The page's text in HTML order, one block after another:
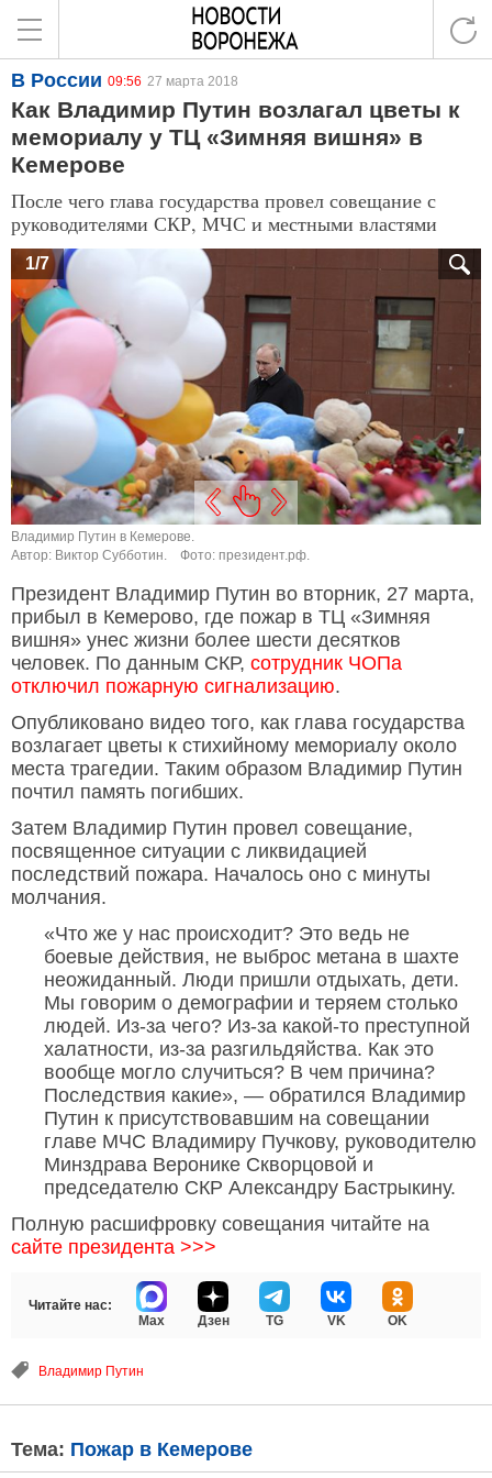
В России 09:56 27 марта 2018
Как Владимир Путин возлагал цветы к
мемориалу у ТЦ «Зимняя вишня» в
Кемерове
После чего глава государства провел совещание с
руководителями СКР, МЧС и местными властями
1/7
Владимир Путин в Кемерове.
Автор: Виктор Субботин.
Фото: президент.рф.
Президент Владимир Путин во вторник, 27 марта,
прибыл в Кемерово, где пожар в ТЦ «Зимняя
вишня» унес жизни более шести десятков
человек. По данным СКР, сотрудник ЧОПа
отключил пожарную сигнализацию.
Опубликовано видео того, как глава государства
возлагает цветы к стихийному мемориалу около
места трагедии. Таким образом Владимир Путин
почтил память погибших.
Затем Владимир Путин провел совещание,
посвященное ситуации с ликвидацией
последствий пожара. Началось оно с минуты
молчания.
«Что же у нас происходит? Это ведь не
боевые действия, не выброс метана в шахте
неожиданный. Люди пришли отдыхать, дети.
Мы говорим о демографии и теряем столько
людей. Из-за чего? Из-за какой-то преступной
халатности, из-за разгильдяйства. Как это
вообще могло случиться? В чем причина?
Последствия какие», — обратился Владимир
Путин к присутствовавшим на совещании
главе МЧС Владимиру Пучкову, руководителю
Минздрава Веронике Скворцовой и
председателю СКР Александру Бастрыкину.
Полную расшифровку совещания читайте на
сайте президента >>>
Читайте нас:
Max
Дзен TG VK OK
Владимир Путин
Тема: Пожар в Кемерове